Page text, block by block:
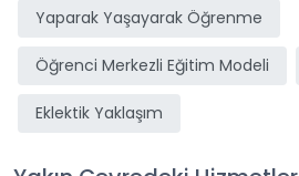
Yaparak Yaşayarak Öğrenme
Öğrenci Merkezli Eğitim Modeli
Eklektik Yaklaşım